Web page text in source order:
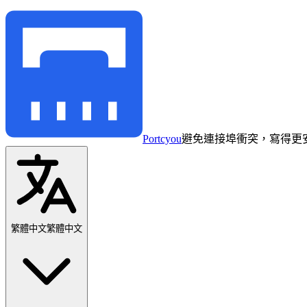
Portcyou避免連接埠衝突，寫得更
繁體中文繁體中文